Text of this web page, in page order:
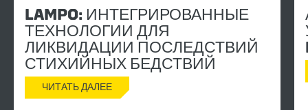
LAMPO: ИНТЕГРИРОВАННЫЕ
ТЕХНОЛОГИИ ДЛЯ
ЛИКВИДАЦИИ ПОСЛЕДСТВИЙ
СТИХИЙНЫХ БЕДСТВИЙ
ЧИТАТЬ ДАЛЕЕ